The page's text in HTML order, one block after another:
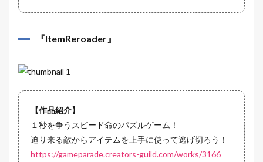
『ItemReroader 』
【作品紹介】
１秒を争うスピード命のパズルゲーム！
迫り来る敵からアイテムを上手に使って逃げ切ろう！
https://gameparade.creators-guild.com/works/3166